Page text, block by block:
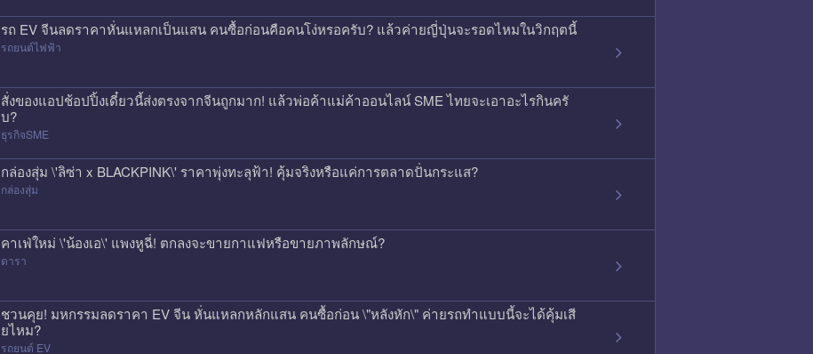
รถ EV จีนลดราคาหั่นแหลกเป็นแสน คนซื้อก่อนคือคนโง่หรอครับ? แล้วค่ายญี่ปุ่นจะรอดไหมในวิกฤตนี้
รถยนต์ไฟฟ้า
สั่งของแอปช้อปปิ้งเดี๋ยวนี้ส่งตรงจากจีนถูกมาก! แล้วพ่อค้าแม่ค้าออนไลน์ SME ไทยจะเอาอะไรกินครั
บ?
ธุรกิจSME
กล่องสุ่ม \'ลิซ่า x BLACKPINK\' ราคาพุ่งทะลุฟ้า! คุ้มจริงหรือแค่การตลาดปั่นกระแส?
กล่องสุ่ม
คาเฟ่ใหม่ \'น้องเอ\' แพงหูฉี่! ตกลงจะขายกาแฟหรือขายภาพลักษณ์?
ดารา
ชวนคุย! มหกรรมลดราคา EV จีน หั่นแหลกหลักแสน คนซื้อก่อน \"หลังหัก\" ค่ายรถทำแบบนี้จะได้คุ้มเสี
ยไหม?
รถยนต์ EV